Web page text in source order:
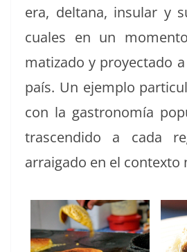
era, deltana, insu­lar y
cuales en un
mati­za­do y proyec­ta­do
país. Un ejem­p­lo
con la gas­tronomía
trascen­di­do a cada
arraiga­do en el con­tex­to